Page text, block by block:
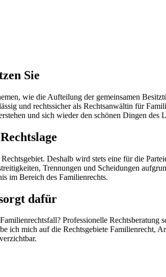
Sie
wie die Aufteilung der gemeinsamen
und rechtssicher als Rechtsanwältin für
und sich wieder den schönen Dingen des
Deshalb wird stets eine für die
Trennungen und Scheidungen
im Bereich des Familienrechts.
dafür
Professionelle
ich mich auf die Rechtsgebiete Familienrecht,